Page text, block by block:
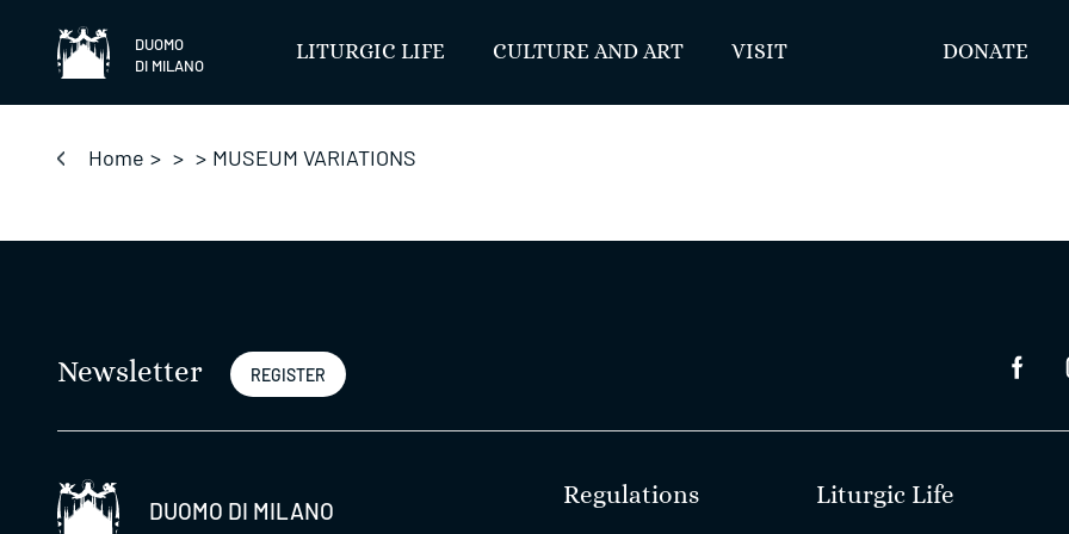
content
DUOMO
DI MILANO
LITURGIC LIFE CULTURE AND ART VISIT DONATE
Home > > > MUSEUM VARIATIONS
Newsletter REGISTER
DUOMO DI MILANO
Regulations Liturgic Life